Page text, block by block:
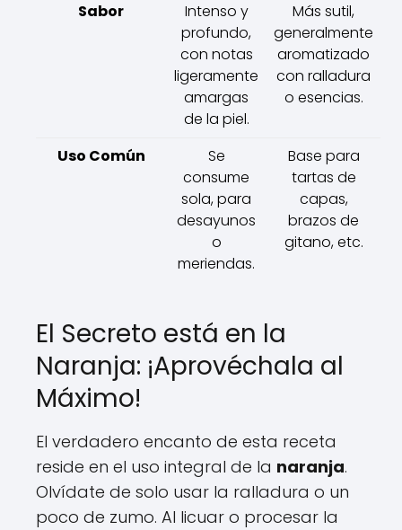
Sabor
Intenso y
profundo,
con notas
ligeramente
amargas
de la piel.
Más sutil,
generalmente
aromatizado
con ralladura
o esencias.
Uso Común
Se
consume
sola, para
desayunos
o
meriendas.
Base para
tartas de
capas,
brazos de
gitano, etc.
El Secreto está en la
Naranja: ¡Aprovéchala al
Máximo!
El verdadero encanto de esta receta
reside en el uso integral de la naranja.
Olvídate de solo usar la ralladura o un
poco de zumo. Al licuar o procesar la